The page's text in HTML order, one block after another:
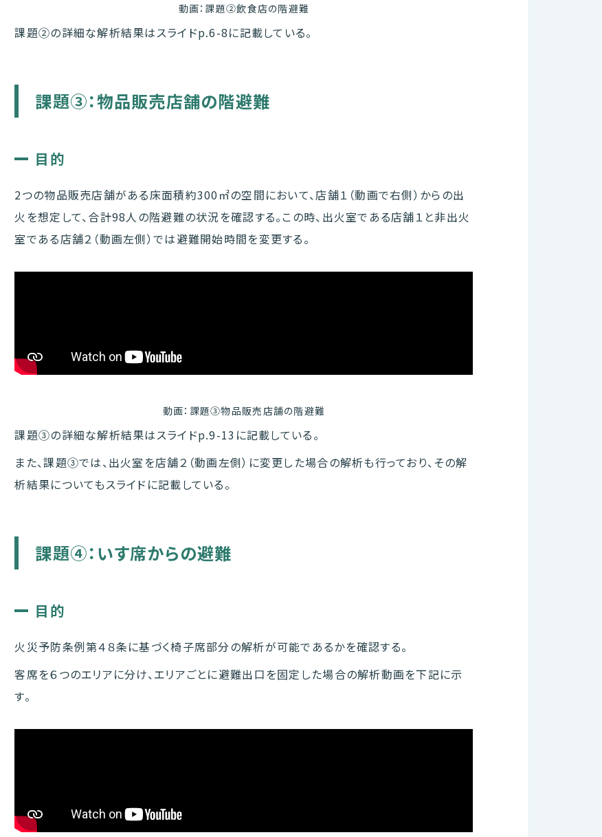
動画：課題➁飲食店の階避難
課題➁の詳細な解析結果はスライドp.6-8に記載している。
課題③：物品販売店舗の階避難
目的
2つの物品販売店舗がある床面積約300㎡の空間において、店舗１（動画で右側）からの出
火を想定して、合計98人の階避難の状況を確認する。この時、出火室である店舗１と非出火
室である店舗２（動画左側）では避難開始時間を変更する。
動画：課題③物品販売店舗の階避難
課題③の詳細な解析結果はスライドp.9-13に記載している。
また、課題③では、出火室を店舗２（動画左側）に変更した場合の解析も行っており、その解
析結果についてもスライドに記載している。
課題④：いす席からの避難
目的
火災予防条例第４８条に基づく椅子席部分の解析が可能であるかを確認する。
客席を６つのエリアに分け、エリアごとに避難出口を固定した場合の解析動画を下記に示
す。